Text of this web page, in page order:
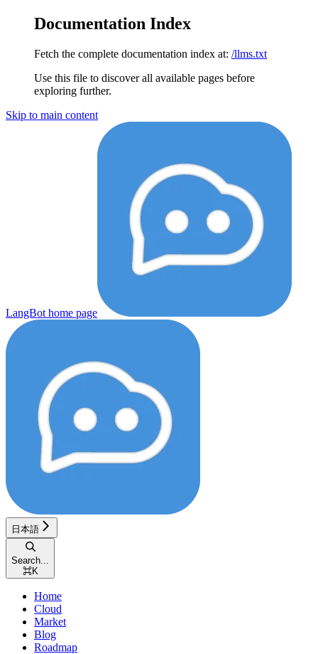
Documentation Index
Fetch the complete documentation index at: /llms.txt
Use this file to discover all available pages before
exploring further.
Skip to main content
LangBot home page
日本語
Search...
⌘K
Home
Cloud
Market
Blog
Roadmap